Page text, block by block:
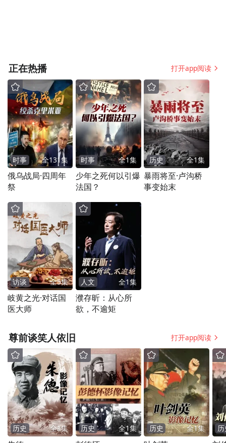
正在热播 打开app阅读
时事 全131集
俄乌战局·四周年
祭
时事 全1集
少年之死何以引爆
法国？
历史 全1集
暴雨将至·卢沟桥
事变始末
访谈 全5集
岐黄之光·对话国
医大师
人文 全1集
濮存昕：从心所
欲，不逾矩
尊前谈笑人依旧 打开app阅读
历史 全1集 历史 全1集 历史 全1集